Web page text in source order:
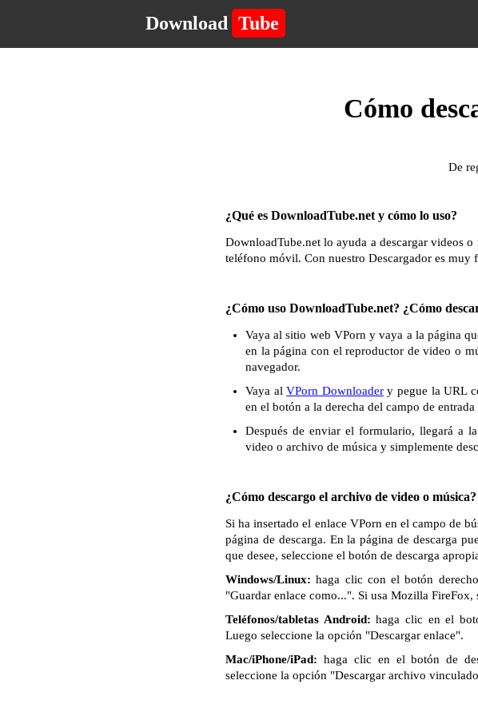
Download Tube
Cómo
De
¿Qué es DownloadTube.net y cómo lo uso?
DownloadTube.net lo ayuda a descargar videos
teléfono móvil. Con nuestro Descargador es muy
¿Cómo uso DownloadTube.net? ¿Cómo
Vaya al sitio web VPorn y vaya a la página
en la página con el reproductor de video o
navegador.
Vaya alVPorn Downloadery pegue la URL
en el botón a la derecha del campo de
Después de enviar el formulario, llegará a
video o archivo de música y simplemente
¿Cómo descargo el archivo de video o música?
Si ha insertado el enlace VPorn en el campo de
página de descarga. En la página de descarga
que desee, seleccione el botón de descarga
Windows/Linux: haga clic con el botón
"Guardar enlace como...". Si usa Mozilla
Teléfonos/tabletas Android: haga clic en el
Luego seleccione la opción "Descargar enlace".
Mac/iPhone/iPad: haga clic en el botón de
seleccione la opción "Descargar archivo